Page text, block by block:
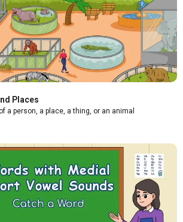
Places
a person, a place, a thing, or an animal